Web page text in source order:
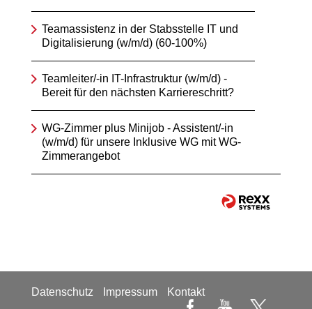
Teamassistenz in der Stabsstelle IT und
Digitalisierung (w/m/d) (60-100%)
Teamleiter/-in IT-Infrastruktur (w/m/d) -
Bereit für den nächsten Karriereschritt?
WG-Zimmer plus Minijob - Assistent/-in
(w/m/d) für unsere Inklusive WG mit WG-
Zimmerangebot
Datenschutz Impressum Kontakt